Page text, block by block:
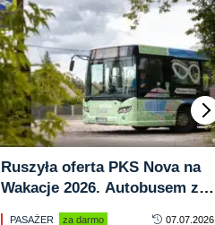
Ruszyła oferta PKS Nova na
Wakacje 2026. Autobusem za
20 zł dziennie. Hop on – hop
PASAŻER za darmo 07.07.2026